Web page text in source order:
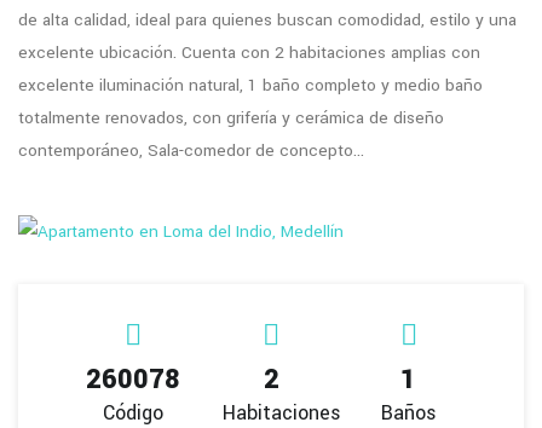
de alta calidad, ideal para quienes buscan comodidad, estilo y una
excelente ubicación. Cuenta con 2 habitaciones amplias con
excelente iluminación natural, 1 baño completo y medio baño
totalmente renovados, con grifería y cerámica de diseño
contemporáneo, Sala-comedor de concepto...
260078
Código
2
Habitaciones
1
Baños